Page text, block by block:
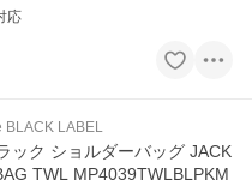
応
BLACK LABEL
ック ショルダーバッグ JACK
TWL MP4039TWLBLPKM